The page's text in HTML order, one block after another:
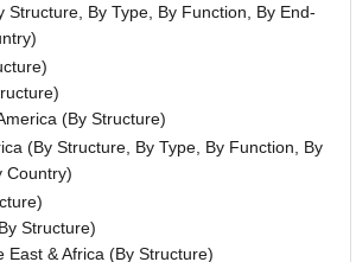
Structure, By Type, By Function, By End-
(By Structure)
(By Structure, By Type, By Function, By
Country)
Structure)
East & Africa (By Structure)